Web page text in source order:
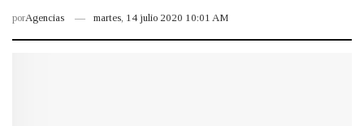
porAgencias martes, 14 julio 2020 10:01 AM